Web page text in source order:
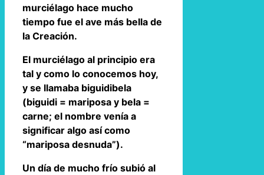
murciélago hace mucho
tiempo fue el ave más bella de
la Creación.
El murciélago al principio era
tal y como lo conocemos hoy,
y se llamaba biguidibela
(biguidi = mariposa y bela =
carne; el nombre venía a
significar algo así como
“mariposa desnuda”).
Un día de mucho frío subió al